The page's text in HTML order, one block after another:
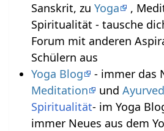
Sanskrit, zu Yoga
,
Spiritualität - tausche
Forum mit anderen
Schülern aus
Yoga Blog
- immer das
Meditation
und
Spiritualität- im Yoga
immer Neues aus dem